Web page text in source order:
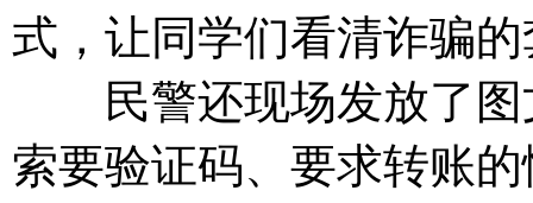
式，让同学们看清诈骗
民警还现场发放了图
索要验证码、要求转账